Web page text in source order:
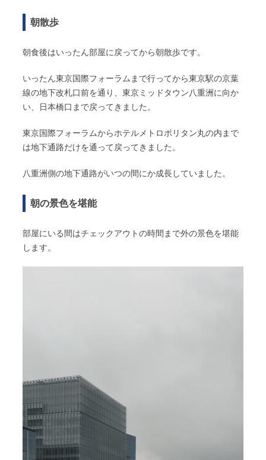
朝散歩
朝食後はいったん部屋に戻ってから朝散歩です。
いったん東京国際フォーラムまで行ってから東京駅の京葉
線の地下改札口前を通り、東京ミッドタウン八重洲に向か
い、日本橋口まで戻ってきました。
東京国際フォーラムからホテルメトロポリタン丸の内まで
は地下通路だけを通って戻ってきました。
八重洲側の地下通路がいつの間にか成長していました。
朝の景色を堪能
部屋にいる間はチェックアウトの時間まで外の景色を堪能
します。